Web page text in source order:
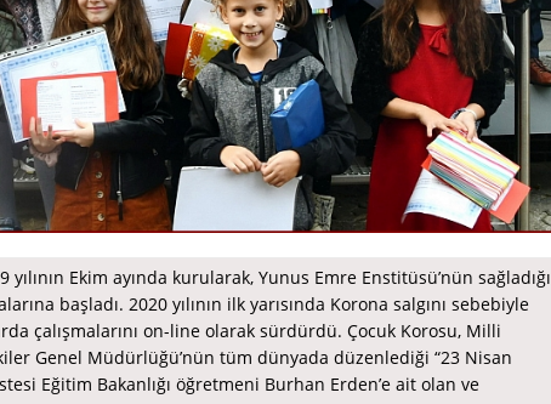
Ekim ayında kurularak, Yunus Emre Enstitüsü’nün sağladığı
başladı. 2020 yılının ilk yarısında Korona salgını sebebiyle
çalışmalarını on-line olarak sürdürdü. Çocuk Korosu, Milli
Genel Müdürlüğü’nün tüm dünyada düzenlediği “23 Nisan
Eğitim Bakanlığı öğretmeni Burhan Erden’e ait olan ve